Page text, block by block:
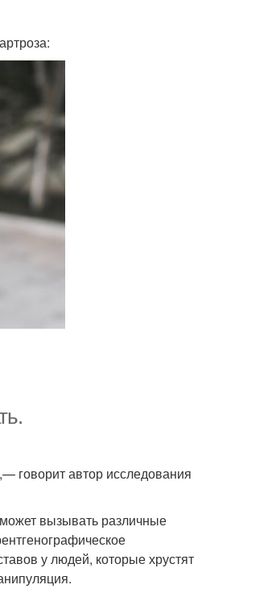
говорит автор исследования
вызывать различные
у людей, которые хрустят